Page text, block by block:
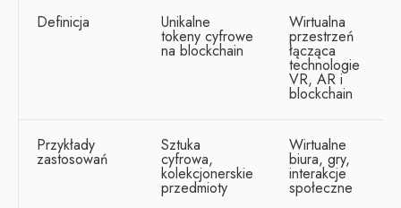
Definicja Unikalne
tokeny cyfrowe
na blockchain
Wirtualna
przestrzeń
łącząca
technologie
VR, AR i
blockchain
Przykłady
zastosowań
Sztuka
cyfrowa,
kolekcjonerskie
przedmioty
Wirtualne
biura, gry,
interakcje
społeczne